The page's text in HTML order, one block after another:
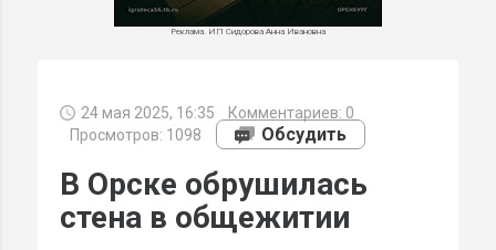
Реклама. ИП Сидорова Анна Ивановна
24 мая 2025, 16:35 Комментариев: 0
Просмотров: 1098
Обсудить
В Орске обрушилась
стена в общежитии